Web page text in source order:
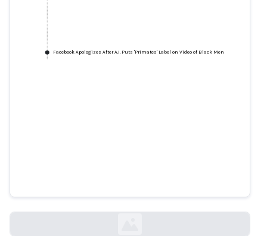
Facebook Apologizes After A.I. Puts 'Primates' Label on Video of Black Men